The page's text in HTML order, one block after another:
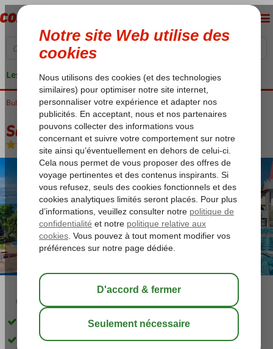
Les garanties de vacances
Bulgarie Mer Noire Nessebar Sol Nessebar Palace
Sol Nessebar Palace
All Inclusive-Hôtel
03:00 sauver
Idéal pour les familles avec des enfants
La plage est à environ 200 m